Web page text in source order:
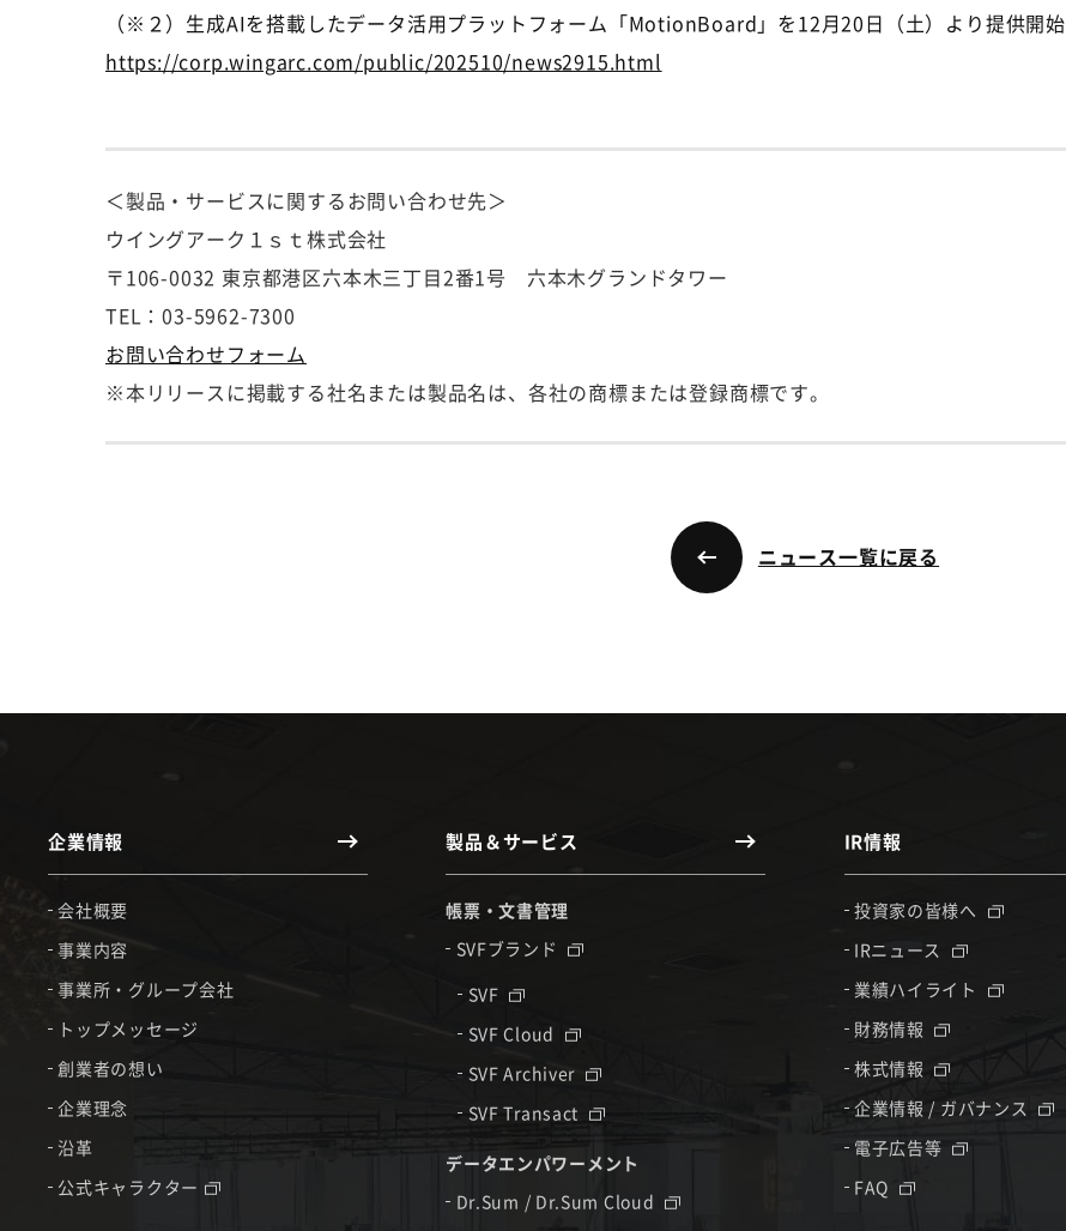
（※２）生成AIを搭載したデータ活用プラットフォーム「MotionBoard」を12月20日（土）より提供開始
https://corp.wingarc.com/public/202510/news2915.html
＜製品・サービスに関するお問い合わせ先＞
ウイングアーク１ｓｔ株式会社
〒106-0032 東京都港区六本木三丁目2番1号 六本木グランドタワー
TEL：03-5962-7300
お問い合わせフォーム
※本リリースに掲載する社名または製品名は、各社の商標または登録商標です。
ニュース一覧に戻る
企業情報
会社概要
事業内容
事業所・グループ会社
トップメッセージ
創業者の想い
企業理念
沿革
公式キャラクター
製品＆サービス
帳票・文書管理
SVFブランド
SVF
SVF Cloud
SVF Archiver
SVF Transact
データエンパワーメント
Dr.Sum / Dr.Sum Cloud
IR情報
投資家の皆様へ
IRニュース
業績ハイライト
財務情報
株式情報
企業情報 / ガバナンス
電子広告等
FAQ